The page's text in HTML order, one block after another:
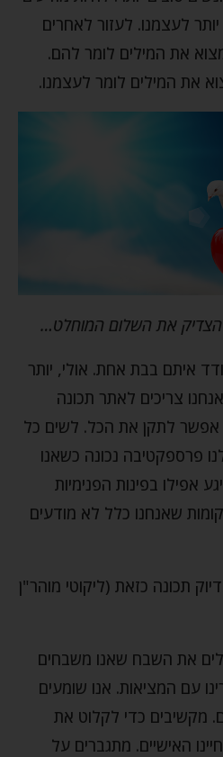
לעצמנו. לעזור לאחרים
את המילים לומר להם.
את המילים לומר לעצמנו.
הצדיק את השלום המוחלט…
איתם בבת אחת. אולי, יותר
צריכים לאתר תכונה
אפשר לתקן את הכל. לשים כל
פרספקטיבה נכונה כשאנו
אפילו בפינות הפנימיות
שאנחנו כלל לא מודעים
תכונה כזאת (ליקוטי מוהר"ן
את השבח שאנו משבחים
עם המציאות. אנו שומעים
מקשיבים כדי לקלוט את
האישיים. מתגברים על